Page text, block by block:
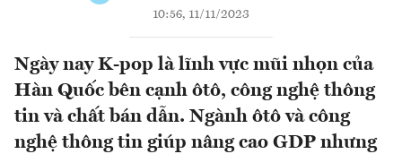
10:56, 11/11/2023
Ngày nay K-pop là lĩnh vực mũi nhọn của
Hàn Quốc bên cạnh ôtô, công nghệ thông
tin và chất bán dẫn. Ngành ôtô và công
nghệ thông tin giúp nâng cao GDP nhưng